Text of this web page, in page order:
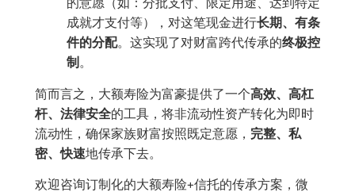
成就才支付等），对这笔现金进行长期、有条
件的分配。这实现了对财富跨代传承的终极控
制。
简而言之，大额寿险为富豪提供了一个高效、高杠
杆、法律安全的工具，将非流动性资产转化为即时
流动性，确保家族财富按照既定意愿， 完整、私
密、快速地传承下去。
欢迎咨询订制化的大额寿险+信托的传承方案，微